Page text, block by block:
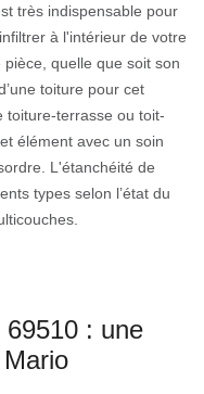
très indispensable pour
à l'intérieur de votre
quelle que soit son
toiture pour cet
toiture-terrasse ou toit-
élément avec un soin
L'étanchéité de
types selon l’état du
: une